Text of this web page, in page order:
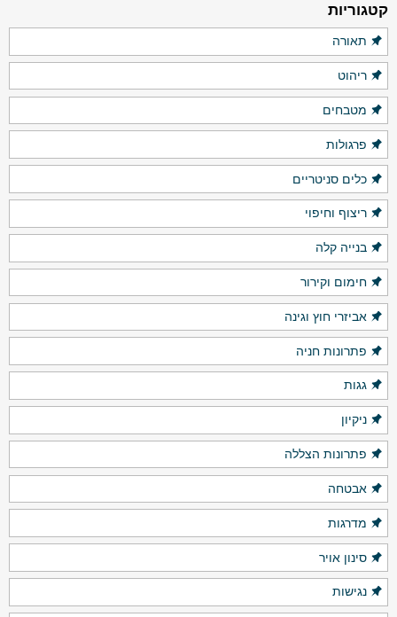
קטגוריות
תאורה
ריהוט
מטבחים
פרגולות
כלים סניטריים
ריצוף וחיפוי
בנייה קלה
חימום וקירור
אביזרי חוץ וגינה
פתרונות חניה
גגות
ניקיון
פתרונות הצללה
אבטחה
מדרגות
סינון אויר
נגישות